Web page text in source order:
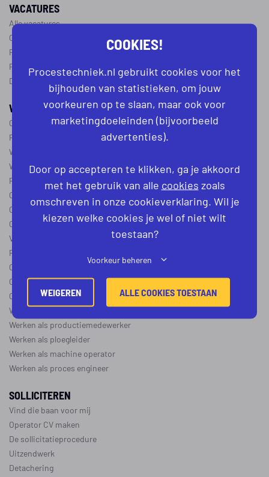
VACATURES
Alle vacatures
Operator vacatures
Productiemedewerker vacatures
Ploegleider vacatures
Dagdienst vacatures
WERKEN IN DE PROCESTECHNIEK
Over de procestechniek
Ploegendienst
Wat is een procesoperator
Werken als procesoperator
Procesoperator in de
chemie, voedingsindustrie, farmacie
Operator A
Operator B
Operator C
Verschil operator A, B en C
Procesoperator salaris
Operator opleidingen
–vapro
Over de maakindustrie
Over de procesindustrie
Werken als monteur
Werken als productiemedewerker
Werken als ploegleider
Werken als machine operator
Werken als proces engineer
SOLLICITEREN
Vind die baan voor mij
Operator CV maken
De sollicitatieprocedure
Uitzendwerk
Detachering
COOKIES!
Procestechniek.nl gebruikt cookies voor het
bijhouden van statistieken, om jouw
voorkeuren op te slaan, maar ook voor
marketingdoeleinden (bijvoorbeeld
advertenties).
Door op accepteren te klikken, ga je akkoord
met het gebruik van alle cookies zoals
omschreven in onze cookieverklaring. Wil je
kiezen welke cookies je wel of niet wilt
toestaan?
Voorkeur beheren
WEIGEREN ALLE COOKIES TOESTAAN